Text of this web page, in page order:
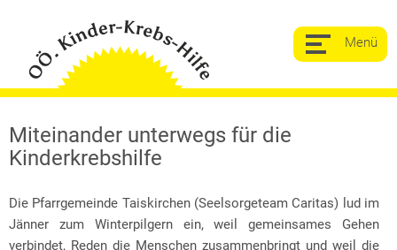
Miteinander unterwegs für die
Kinderkrebshilfe
Die Pfarrgemeinde Taiskirchen (Seelsorgeteam Caritas) lud im
Jänner zum Winterpilgern ein, weil gemeinsames Gehen
verbindet, Reden die Menschen zusammenbringt und weil die